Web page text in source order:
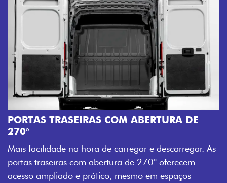
PORTAS TRASEIRAS COM ABERTURA DE
270°
Mais facilidade na hora de carregar e descarregar. As
portas traseiras com abertura de 270° oferecem
acesso ampliado e prático, mesmo em espaços